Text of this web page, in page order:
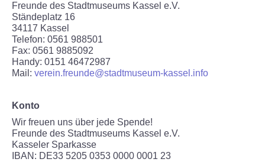
Freunde des Stadtmuseums Kassel e.V.
Ständeplatz 16
34117 Kassel
Telefon: 0561 988501
Fax: 0561 9885092
Handy: 0151 46472987
Mail: verein.freunde@stadtmuseum-kassel.info
Konto
Wir freuen uns über jede Spende!
Freunde des Stadtmuseums Kassel e.V.
Kasseler Sparkasse
IBAN: DE33 5205 0353 0000 0001 23